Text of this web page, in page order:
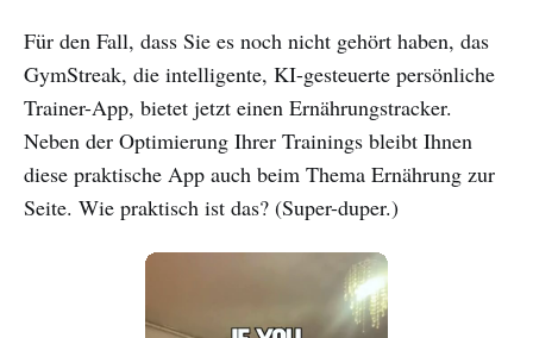
Für den Fall, dass Sie es noch nicht gehört haben, das
GymStreak, die intelligente, KI-gesteuerte persönliche
Trainer-App, bietet jetzt einen Ernährungstracker.
Neben der Optimierung Ihrer Trainings bleibt Ihnen
diese praktische App auch beim Thema Ernährung zur
Seite. Wie praktisch ist das? (Super-duper.)